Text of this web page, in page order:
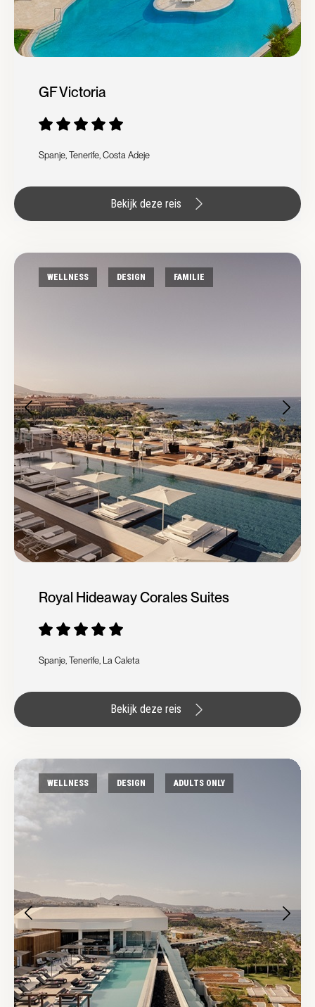
GF Victoria
Spanje, Tenerife, Costa Adeje
Bekijk deze reis
WELLNESS DESIGN FAMILIE
Royal Hideaway Corales Suites
Spanje, Tenerife, La Caleta
Bekijk deze reis
WELLNESS DESIGN ADULTS ONLY